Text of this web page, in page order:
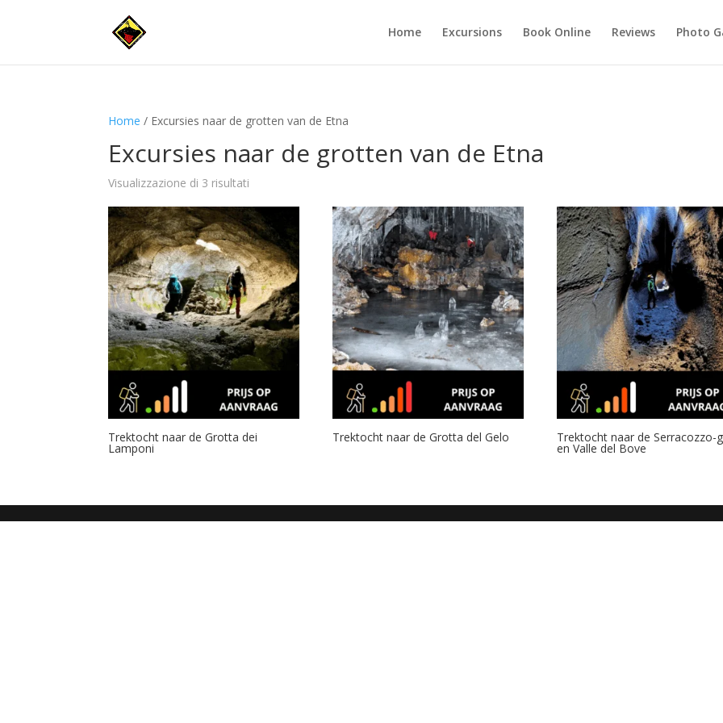
Home Excursions Book Online Reviews Photo
Home / Excursies naar de grotten van de Etna
Excursies naar de grotten van de Etna
Visualizzazione di 3 risultati
Trektocht naar de Grotta dei
Lamponi
Trektocht naar de Grotta del Gelo Trektocht naar de Serracozzo-
en Valle del Bove